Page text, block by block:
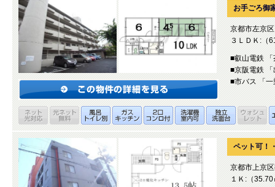
お手ごろ御
京都市左京
３ＬＤＫ:（
■叡山電鉄
■京阪電鉄
■市バス 「
ペット可！
京都市上京
１Ｋ:（35.70